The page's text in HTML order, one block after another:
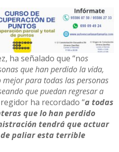
ha señalado que “nos
que han perdido la vida,
para todas las personas
que puedan regresar a
regidor ha recordado “a todas
que lo han perdido
tendrá que actuar
paliar esta terrible